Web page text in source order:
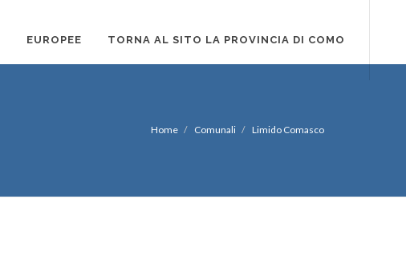
EUROPEE TORNA AL SITO LA PROVINCIA DI COMO
Home Comunali Limido Comasco